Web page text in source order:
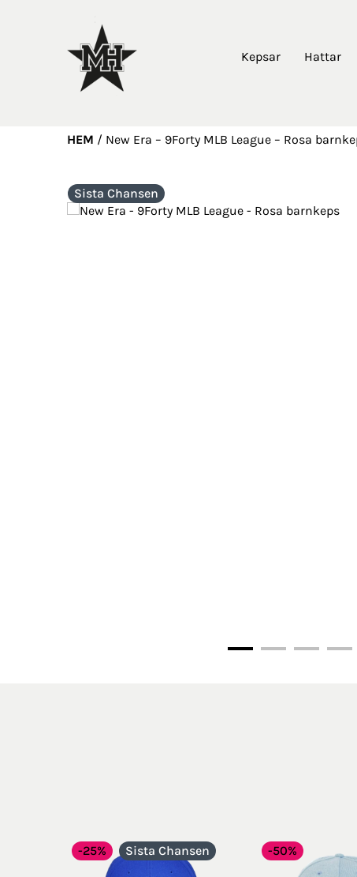
Kepsar Hattar
HEM / New Era – 9Forty MLB League – Rosa
Sista Chansen
-25% Sista Chansen -50%